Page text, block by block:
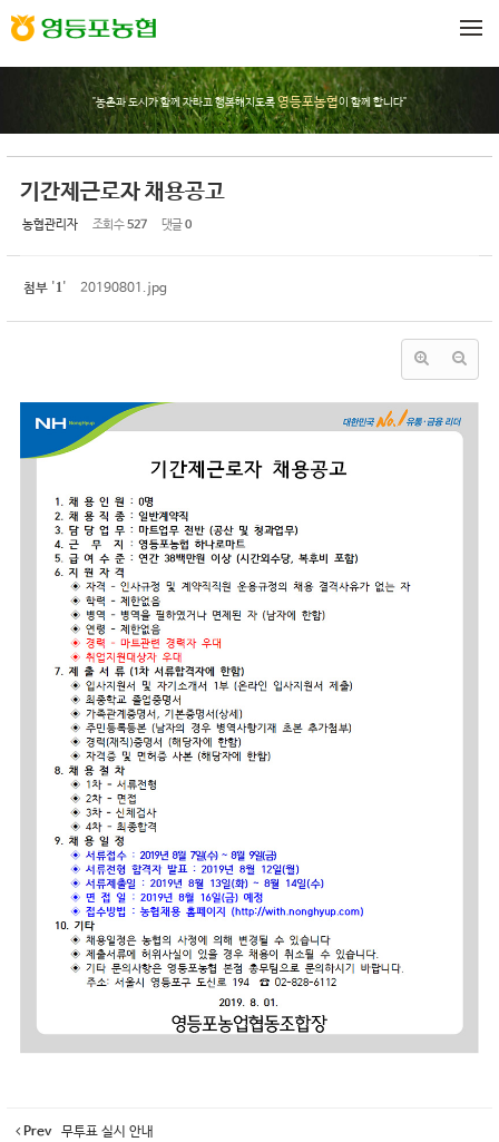
"농촌과 도시가 함께 자라고 행복해지도록영등포농협이 함께 합니다"
기간제근로자 채용공고
농협관리자 조회 수527 댓글0
첨부 '1' 20190801.jpg
Prev 무투표 실시 안내